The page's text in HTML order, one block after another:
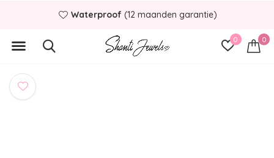
0 0
Waterproof (12 maanden garantie)